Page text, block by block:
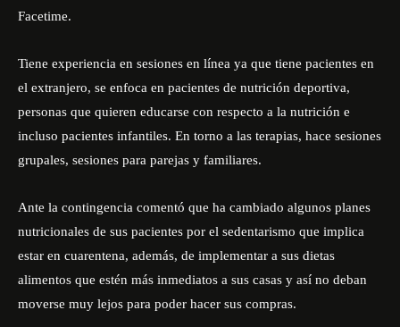
Facetime.
Tiene experiencia en sesiones en línea ya que tiene pacientes en
el extranjero, se enfoca en pacientes de nutrición deportiva,
personas que quieren educarse con respecto a la nutrición e
incluso pacientes infantiles. En torno a las terapias, hace sesiones
grupales, sesiones para parejas y familiares.
Ante la contingencia comentó que ha cambiado algunos planes
nutricionales de sus pacientes por el sedentarismo que implica
estar en cuarentena, además, de implementar a sus dietas
alimentos que estén más inmediatos a sus casas y así no deban
moverse muy lejos para poder hacer sus compras.